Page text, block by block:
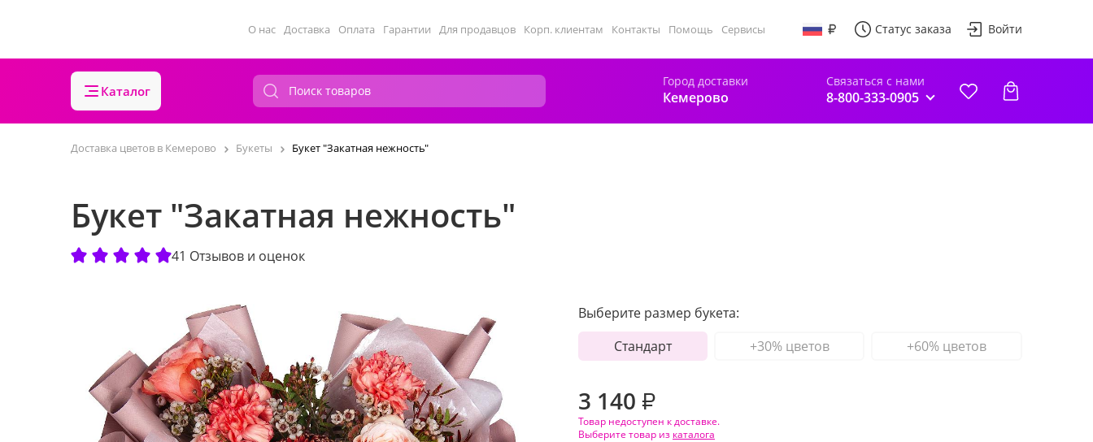
О нас Доставка Оплата Гарантии Для продавцов Корп. клиентам Контакты Помощь Сервисы Статус заказа Войти
Каталог
Город доставки
Кемерово
Связаться с нами
8-800-333-0905
Доставка цветов в Кемерово Букеты Букет "Закатная нежность"
Букет "Закатная нежность"
41 Отзывов и оценок
Выберите размер букета:
Стандарт
+30% цветов +60% цветов
3 140 ₽
Товар недоступен к доставке.
Выберите товар из каталога